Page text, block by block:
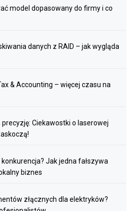
model dopasowany do firmy i co
danych z RAID – jak wygląda
& Accounting – więcej czasu na
Ciekawostki o laserowej
Jak jedna fałszywa
biznes
złącznych dla elektryków?